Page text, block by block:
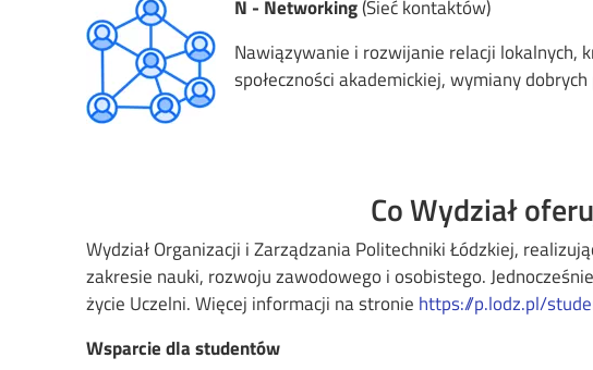
Image N - Networking(Sieć kontaktów)
Nawiązywanie i rozwijanie relacji lokalnych,
społeczności akademickiej, wymiany
Co Wydział
Wydział Organizacji i Zarządzania Politechniki Łódzkiej,
zakresie nauki, rozwoju zawodowego i osobistego.
życie Uczelni. Więcej informacji na stronie https://p.lodz.pl/
Wsparcie dla studentów